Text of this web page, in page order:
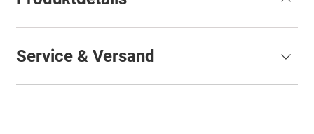
Service & Versand